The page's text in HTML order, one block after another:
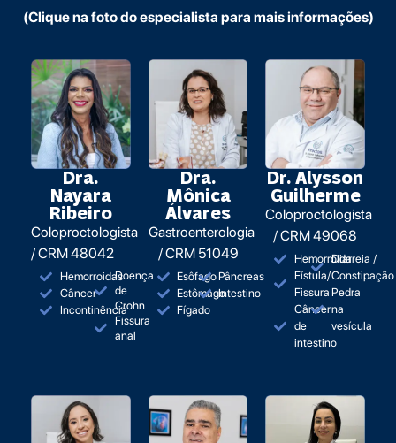
(Clique na foto do especialista para mais informações)
Dra.
Nayara
Ribeiro
Coloproctologista
/ CRM 48042
Hemorroidas
Câncer
Incontinência
Doença
de
Crohn
Fissura
anal
Dra.
Mônica
Álvares
Gastroenterologia
/ CRM 51049
Esôfago
Estômago
Fígado
Pâncreas
Intestino
Dr. Alysson
Guilherme
Coloproctologista
/ CRM 49068
Hemorroida
Fístula/
Fissura
Câncer
de
intestino
Diarreia /
Constipação
Pedra
na
vesícula